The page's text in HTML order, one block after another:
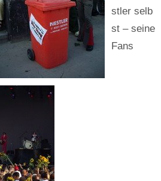
stler selb
st – seine
Fans